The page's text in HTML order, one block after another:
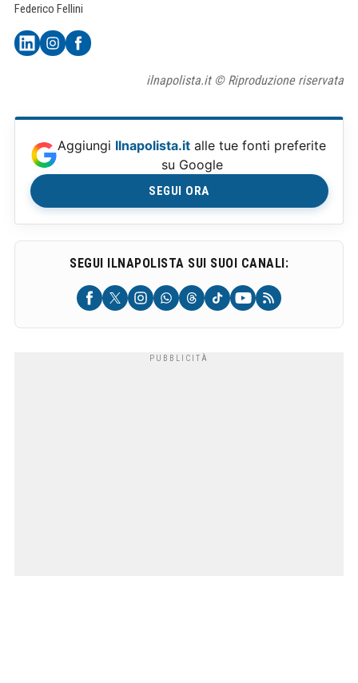
Federico Fellini
ilnapolista.it © Riproduzione riservata
Aggiungi Ilnapolista.it alle tue fonti preferite
su Google
SEGUI ORA
SEGUI ILNAPOLISTA SUI SUOI CANALI: